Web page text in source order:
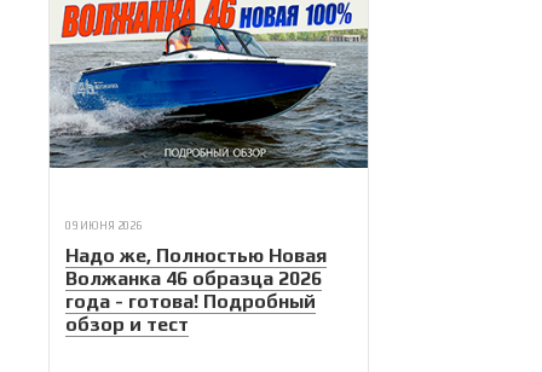
09 ИЮНЯ 2026
Надо же, Полностью Новая
Волжанка 46 образца 2026
года - готова! Подробный
обзор и тест